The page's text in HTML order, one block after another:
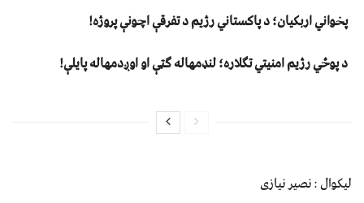
پخواني اربکیان؛ د پاکستاني رژیم د تفرقې اچونې پروژه!
د پوځي رژیم امنیتي تګلاره؛ لنډمهاله ګټې او اوږدمهاله پایلې!
لیکوال : نصیر نیازی